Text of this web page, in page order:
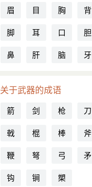
眉
目 胸 背
脚
耳 口 胆
鼻
肝 脑 牙
关于武器的成语
箭 剑 枪 刀
戟
棍 棒 斧
鞭
弩 弓 矛
钩
锏 槊